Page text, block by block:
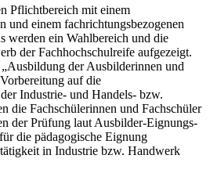
Pflichtbereich mit einem
und einem fachrichtungsbezogenen
werden ein Wahlbereich und die
der Fachhochschul­reife aufgezeigt.
der Ausbilderinnen und
auf die
Industrie- und Handels- bzw.
die Fachschülerinnen und Fachschüler
der Prüfung laut Ausbilder-Eignungs­
die pädagogische Eignung
in Industrie bzw. Handwerk